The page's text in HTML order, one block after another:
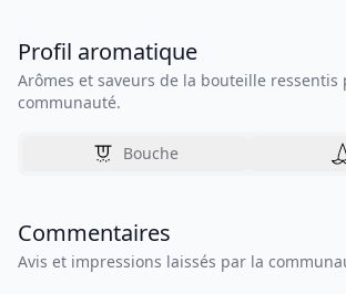
Profil aromatique
Arômes et saveurs de la bouteille ressentis
communauté.
Bouche
Commentaires
Avis et impressions laissés par la